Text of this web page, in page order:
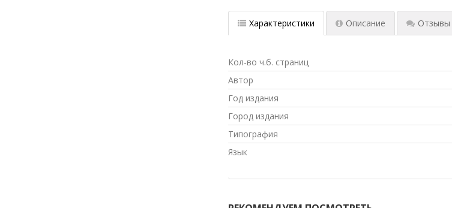
Характеристики Описание Отзывы
Кол-во ч.б. страниц
Автор
Год издания
Город издания
Типография
Язык